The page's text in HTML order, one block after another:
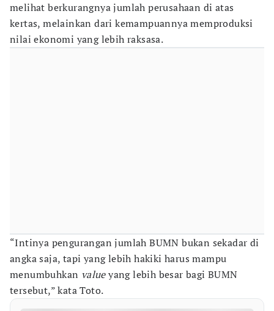
melihat berkurangnya jumlah perusahaan di atas
kertas, melainkan dari kemampuannya memproduksi
nilai ekonomi yang lebih raksasa.
“Intinya pengurangan jumlah BUMN bukan sekadar di
angka saja, tapi yang lebih hakiki harus mampu
menumbuhkan valueyang lebih besar bagi BUMN
tersebut,” kata Toto.